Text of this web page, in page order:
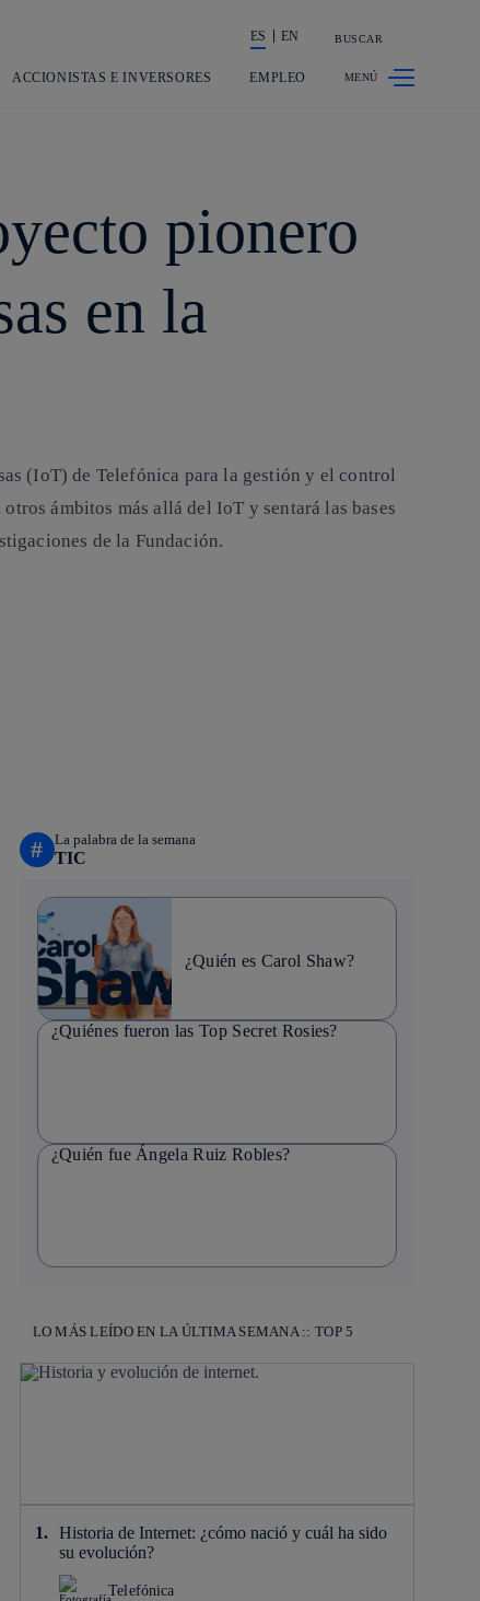
La acción en accionistas e inversores
ES EN BUSCAR
ACCIONISTAS E INVERSORES EMPLEO
pionero
en la
(IoT) de Telefónica para la gestión y el control
ámbitos más allá del IoT y sentará las bases
de la Fundación.
# La palabra de la semana
TIC
¿Quién es Carol Shaw?
¿Quiénes fueron las Top Secret Rosies?
¿Quién fue Ángela Ruiz Robles?
LO MÁS LEÍDO EN LA ÚLTIMA SEMANA :: TOP 5
Historia de Internet: ¿cómo nació y cuál ha sido
su evolución?
Telefónica